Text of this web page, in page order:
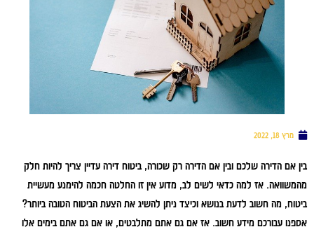
מרץ 18, 2022
בין אם הדירה שלכם ובין אם הדירה רק שכורה, ביטוח דירה עדיין צריך להיות חלק
מהמשוואה. אז למה כדאי לשים לב, מדוע אין זו החלטה חכמה להימנע מעשיית
ביטוח, מה חשוב לדעת בנושא וכיצד ניתן להשיג את הצעת הביטוח הטובה ביותר?
אספנו עבורכם מידע חשוב. אז אם גם אתם מתלבטים, או אם גם אתם בימים אלו